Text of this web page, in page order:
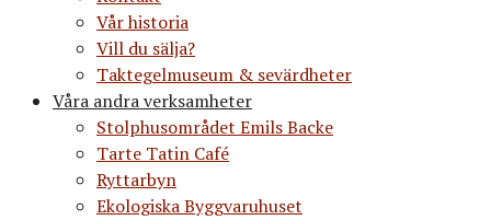
Vår historia
Vill du sälja?
Taktegelmuseum & sevärdheter
Våra andra verksamheter
Stolphusområdet Emils Backe
Tarte Tatin Café
Ryttarbyn
Ekologiska Byggvaruhuset